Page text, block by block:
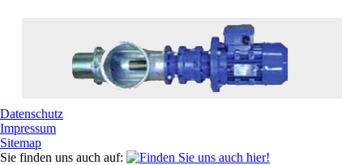
Datenschutz
Impressum
Sitemap
Sie finden uns auch auf: